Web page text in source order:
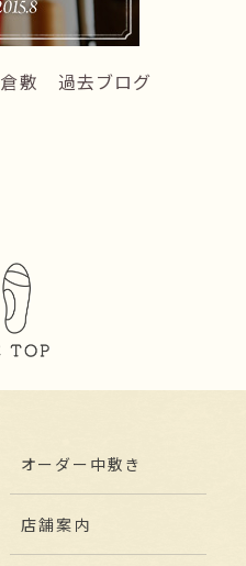
倉敷 過去ブログ
オーダー中敷き
店舗案内